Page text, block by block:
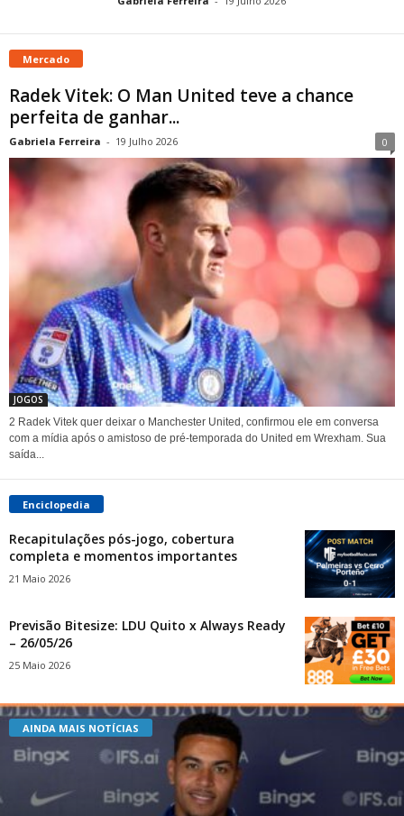
Mercado
Radek Vitek: O Man United teve a chance
perfeita de ganhar...
Gabriela Ferreira - 19 Julho 2026 0
JOGOS
2 Radek Vitek quer deixar o Manchester United, confirmou ele em conversa
com a mídia após o amistoso de pré-temporada do United em Wrexham. Sua
saída...
Enciclopedia
Recapitulações pós-jogo, cobertura
completa e momentos importantes
21 Maio 2026
Previsão Bitesize: LDU Quito x Always Ready
– 26/05/26
25 Maio 2026
AINDA MAIS NOTÍCIAS